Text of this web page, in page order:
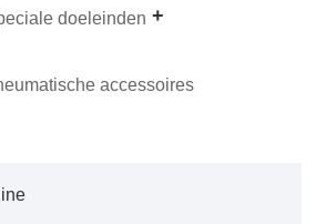
doeleinden
accessoires